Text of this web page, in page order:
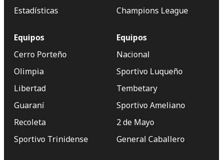
Estadísticas
Champions League
Equipos
Cerro Porteño
Olimpia
Libertad
Guaraní
Recoleta
Sportivo Trinidense
Equipos
Nacional
Sportivo Luqueño
Tembetary
Sportivo Ameliano
2 de Mayo
General Caballero